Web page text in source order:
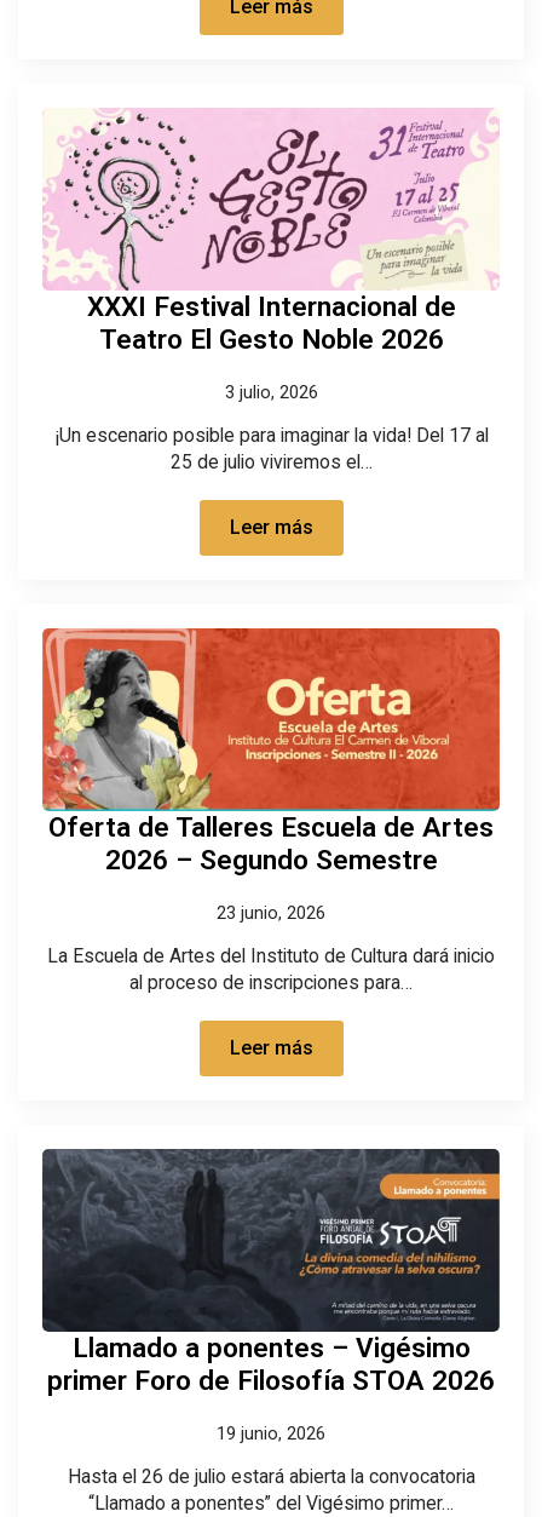
Leer más
XXXI Festival Internacional de
Teatro El Gesto Noble 2026
3 julio, 2026
¡Un escenario posible para imaginar la vida! Del 17 al
25 de julio viviremos el…
Leer más
Oferta de Talleres Escuela de Artes
2026 – Segundo Semestre
23 junio, 2026
La Escuela de Artes del Instituto de Cultura dará inicio
al proceso de inscripciones para…
Leer más
Llamado a ponentes – Vigésimo
primer Foro de Filosofía STOA 2026
19 junio, 2026
Hasta el 26 de julio estará abierta la convocatoria
“Llamado a ponentes” del Vigésimo primer…